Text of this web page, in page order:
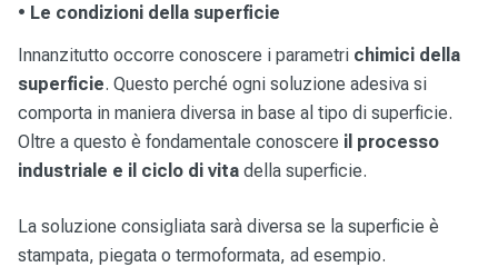
• Le condizioni della superficie
Innanzitutto occorre conoscere i parametri chimici della
superficie. Questo perché ogni soluzione adesiva si
comporta in maniera diversa in base al tipo di superficie.
Oltre a questo è fondamentale conoscere il processo
industriale e il ciclo di vita della superficie.
La soluzione consigliata sarà diversa se la superficie è
stampata, piegata o termoformata, ad esempio.